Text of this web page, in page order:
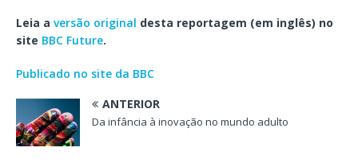
Leia a versão original desta reportagem (em inglês) no
site BBC Future.
Publicado no site da BBC
ANTERIOR
Da infância à inovação no mundo adulto